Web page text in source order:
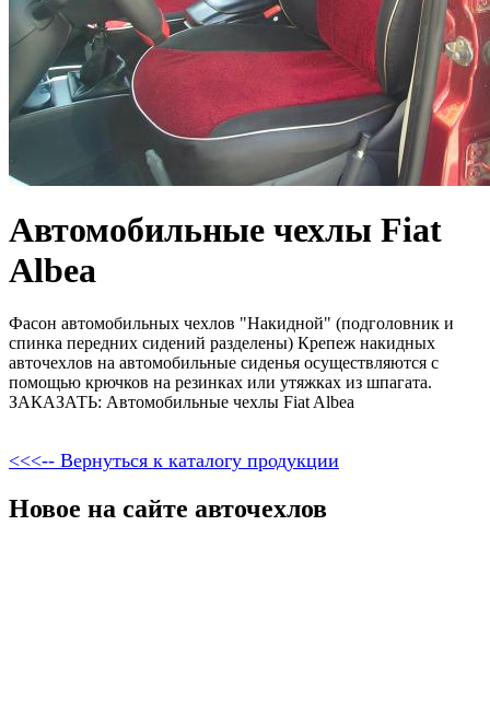
Автомобильные чехлы Fiat
Albea
Фасон автомобильных чехлов "Накидной" (подголовник и
спинка передних сидений разделены) Крепеж накидных
авточехлов на автомобильные сиденья осуществляются с
помощью крючков на резинках или утяжках из шпагата.
ЗАКАЗАТЬ: Автомобильные чехлы Fiat Albea
<<<-- Вернуться к каталогу продукции
Новое на сайте авточехлов